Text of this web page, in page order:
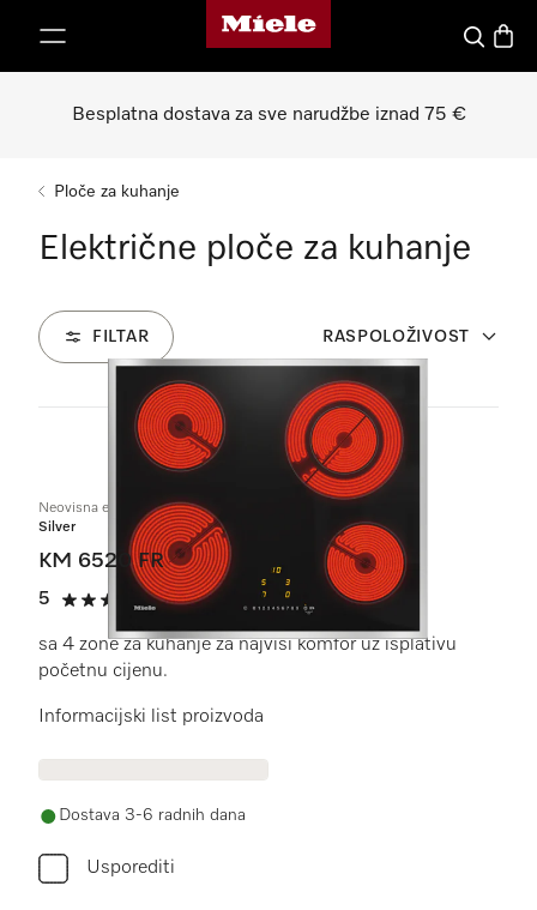
Miele početna stranica
Pretraga
Besplatna dostava za sve narudžbe iznad 75 €
Ploče za kuhanje
Električne ploče za kuhanje
FILTAR RASPOLOŽIVOST
7 Proizvodi
Neovisna električna ploča
Silver
KM 6520 FR
5
5 od 5
(1 recenzija)
sa 4 zone za kuhanje za najviši komfor uz isplativu
početnu cijenu.
Informacijski list proizvoda
Dostava 3-6 radnih dana
Usporediti